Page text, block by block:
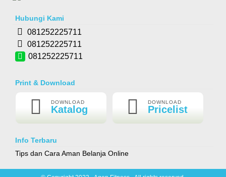
Treadmill Elektrik Osaka 11 AM
Rp 7.980.000 9.800.000
Hubungi Kami
081252225711
081252225711
081252225711
Print & Download
DOWNLOAD
Katalog
DOWNLOAD
Pricelist
Info Terbaru
Tips dan Cara Aman Belanja Online